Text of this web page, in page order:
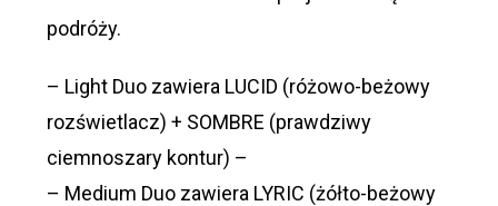
podróży.
– Light Duo zawiera LUCID (różowo-beżowy
rozświetlacz) + SOMBRE (prawdziwy
ciemnoszary kontur) –
– Medium Duo zawiera LYRIC (żółto-beżowy